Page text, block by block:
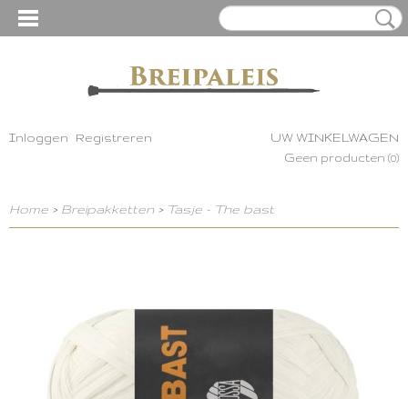
Inloggen Registreren UW WINKELWAGEN
Geen producten (0)
Home > Breipakketten > Tasje - The bast